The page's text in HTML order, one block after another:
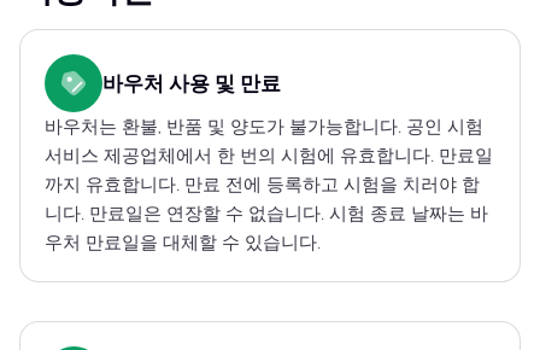
바우처 사용 및 만료
바우처는 환불, 반품 및 양도가 불가능합니다. 공인 시험
서비스 제공업체에서 한 번의 시험에 유효합니다. 만료일
까지 유효합니다. 만료 전에 등록하고 시험을 치러야 합
니다. 만료일은 연장할 수 없습니다. 시험 종료 날짜는 바
우처 만료일을 대체할 수 있습니다.